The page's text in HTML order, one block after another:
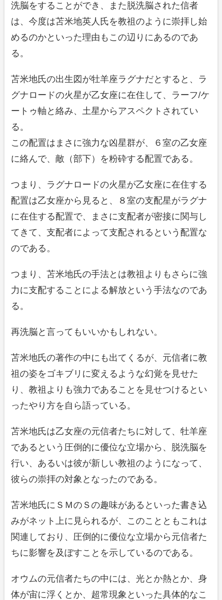
洗脳をすることができ、また脱洗脳された信者
は、今度は苫米地英人氏を教祖のように崇拝し始
めるのかといった理由もこの辺りにあるのであ
る。
苫米地氏の出生図が牡羊座ラグナだとすると、ラ
グナロードの火星が乙女座に在住して、ラーフ/ケ
ートゥ軸と絡み、土星からアスペクトされてい
る。
この配置はまさに強力な凶星群が、６室の乙女座
に絡んで、敵（部下）を粉砕する配置である。
つまり、ラグナロードの火星が乙女座に在住する
配置は乙女座から見ると、８室の支配星がラグナ
に在住する配置で、まさに支配者が密接に関与し
てきて、支配者によって支配されるという配置な
のである。
つまり、苫米地氏の手法とは教祖よりもさらに強
力に支配することによる解放という手法なのであ
る。
再洗脳と言ってもいいかもしれない。
苫米地氏の著作の中にも出てくるが、元信者に教
祖の姿をゴキブリに変えるような幻覚を見せた
り、教祖よりも強力であることを見せつけるとい
ったやり方を自ら語っている。
苫米地氏は乙女座の元信者たちに対して、牡羊座
であるという圧倒的に優位な立場から、脱洗脳を
行い、あるいは彼が新しい教祖のようになって、
彼らの崇拝の対象となったのである。
苫米地氏にＳＭのＳの趣味があるといった書き込
みがネット上に見られるが、このことともこれは
関連しており、圧倒的に優位な立場から元信者た
ちに影響を及ぼすことを示しているのである。
オウムの元信者たちの中には、光とか熱とか、身
体が宙に浮くとか、超常現象といった具体的なこ